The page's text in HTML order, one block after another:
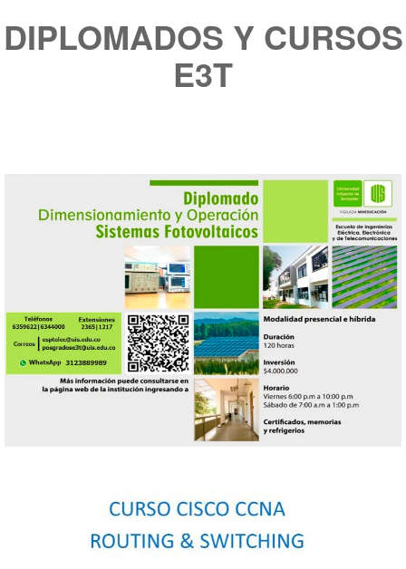
DIPLOMADOS Y CURSOS
E3T